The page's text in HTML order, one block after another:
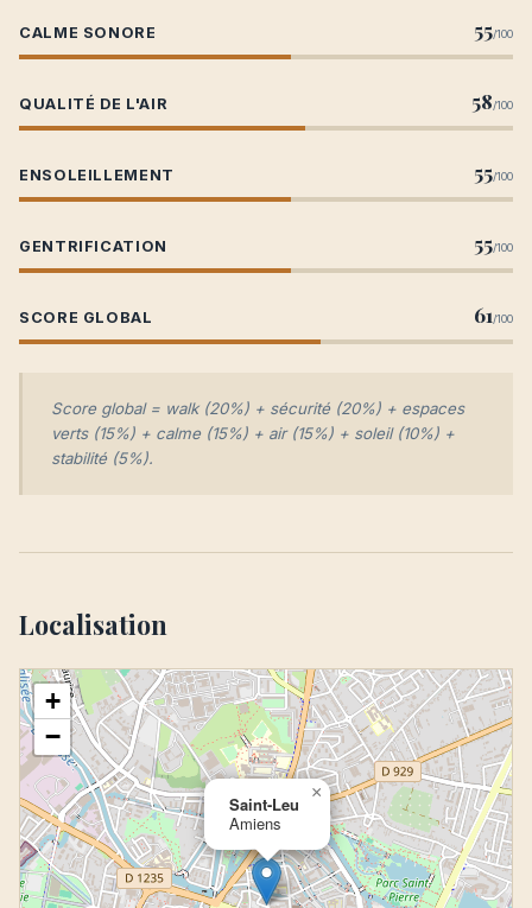
CALME SONORE 55/100
QUALITÉ DE L'AIR 58/100
ENSOLEILLEMENT 55/100
GENTRIFICATION 55/100
SCORE GLOBAL 61/100
Score global = walk (20%) + sécurité (20%) + espaces
verts (15%) + calme (15%) + air (15%) + soleil (10%) +
stabilité (5%).
Localisation
Saint-Leu
Amiens
×
+
−